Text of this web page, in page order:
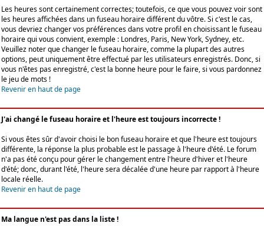
Les heures sont certainement correctes; toutefois, ce que vous pouvez voir sont
les heures affichées dans un fuseau horaire différent du vôtre. Si c'est le cas,
vous devriez changer vos préférences dans votre profil en choisissant le fuseau
horaire qui vous convient, exemple : Londres, Paris, New York, Sydney, etc.
Veuillez noter que changer le fuseau horaire, comme la plupart des autres
options, peut uniquement être effectué par les utilisateurs enregistrés. Donc, si
vous n'êtes pas enregistré, c'est la bonne heure pour le faire, si vous pardonnez
le jeu de mots !
Revenir en haut de page
J'ai changé le fuseau horaire et l'heure est toujours incorrecte !
Si vous êtes sûr d'avoir choisi le bon fuseau horaire et que l'heure est toujours
différente, la réponse la plus probable est le passage à l'heure d'été. Le forum
n'a pas été conçu pour gérer le changement entre l'heure d'hiver et l'heure
d'été; donc, durant l'été, l'heure sera décalée d'une heure par rapport à l'heure
locale réelle.
Revenir en haut de page
Ma langue n'est pas dans la liste !